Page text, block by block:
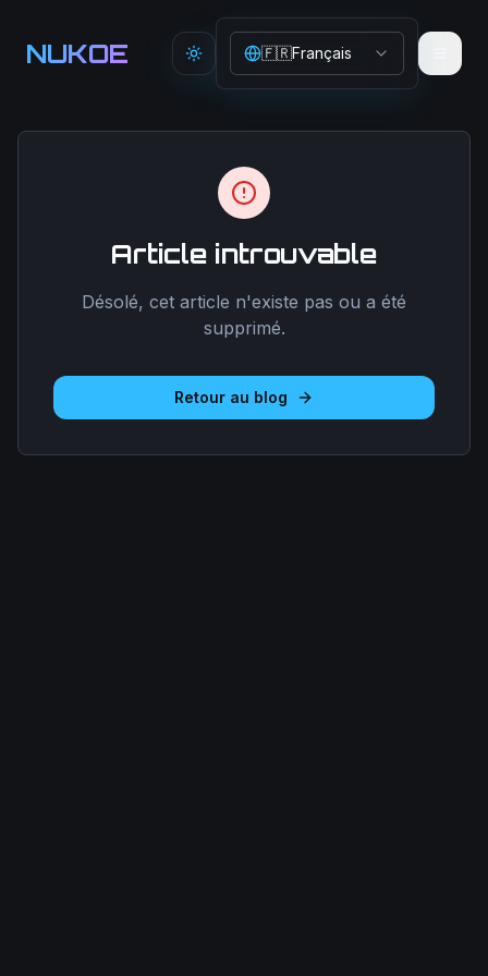
NUKOE Toggle theme
🇫🇷Français
Article introuvable
Désolé, cet article n'existe pas ou a été
supprimé.
Retour au blog